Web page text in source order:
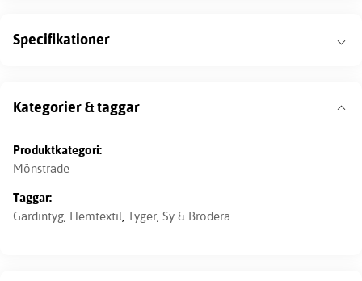
Specifikationer
Kategorier & taggar
Produktkategori:
Mönstrade
Taggar:
Gardintyg, Hemtextil, Tyger, Sy & Brodera